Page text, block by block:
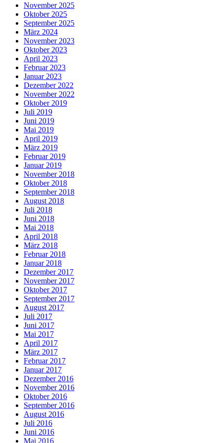
November 2025
Oktober 2025
September 2025
März 2024
November 2023
Oktober 2023
April 2023
Februar 2023
Januar 2023
Dezember 2022
November 2022
Oktober 2019
Juli 2019
Juni 2019
Mai 2019
April 2019
März 2019
Februar 2019
Januar 2019
November 2018
Oktober 2018
September 2018
August 2018
Juli 2018
Juni 2018
Mai 2018
April 2018
März 2018
Februar 2018
Januar 2018
Dezember 2017
November 2017
Oktober 2017
September 2017
August 2017
Juli 2017
Juni 2017
Mai 2017
April 2017
März 2017
Februar 2017
Januar 2017
Dezember 2016
November 2016
Oktober 2016
September 2016
August 2016
Juli 2016
Juni 2016
Mai 2016